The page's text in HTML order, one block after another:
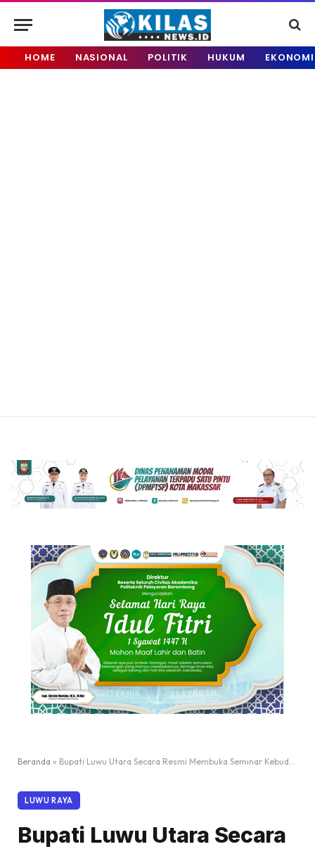
HOME NASIONAL POLITIK HUKUM EKONOMI
Beranda » Bupati Luwu Utara Secara Resmi Membuka Seminar Kebudayaan Dalam Rangkaian Hari Ulang Tahun ke-27 Kabupaten Luwu Utara
LUWU RAYA
Bupati Luwu Utara Secara